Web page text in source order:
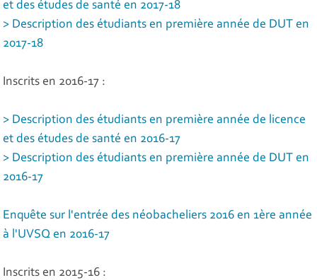
et des études de santé en 2017-18
> Description des étudiants en première année de DUT en
2017-18
Inscrits en 2016-17 :
> Description des étudiants en première année de licence
et des études de santé en 2016-17
> Description des étudiants en première année de DUT en
2016-17
Enquête sur l'entrée des néobacheliers 2016 en 1ère année
à l'UVSQ en 2016-17
Inscrits en 2015-16 :